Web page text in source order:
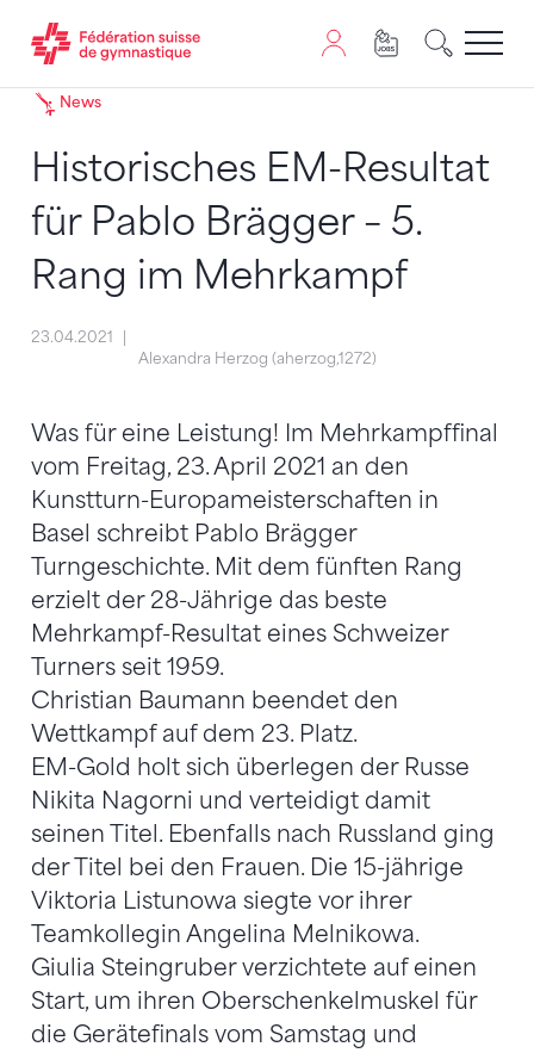
Passer au contenu
Naviguer vers le plan du siten
JavaScript est nécessaire pour naviguer sur ce site.
News
Historisches EM-Resultat
für Pablo Brägger – 5.
Rang im Mehrkampf
23.04.2021
Alexandra Herzog (aherzog,1272)
Was für eine Leistung! Im Mehrkampffinal
vom Freitag, 23. April 2021 an den
Kunstturn-Europameisterschaften in
Basel schreibt Pablo Brägger
Turngeschichte. Mit dem fünften Rang
erzielt der 28-Jährige das beste
Mehrkampf-Resultat eines Schweizer
Turners seit 1959.
Christian Baumann beendet den
Wettkampf auf dem 23. Platz.
EM-Gold holt sich überlegen der Russe
Nikita Nagorni und verteidigt damit
seinen Titel. Ebenfalls nach Russland ging
der Titel bei den Frauen. Die 15-jährige
Viktoria Listunowa siegte vor ihrer
Teamkollegin Angelina Melnikowa.
Giulia Steingruber verzichtete auf einen
Start, um ihren Oberschenkelmuskel für
die Gerätefinals vom Samstag und